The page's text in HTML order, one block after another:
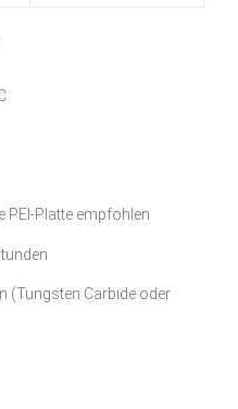
PEI-Platte empfohlen
(Tungsten Carbide oder